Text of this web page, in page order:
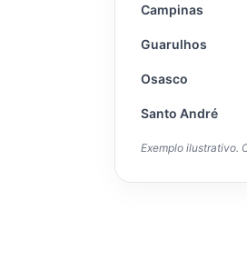
Campinas
Guarulhos
Osasco
Santo André
Exemplo ilustrativo.